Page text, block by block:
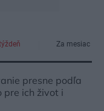
Za mesiac
presne podľa
pre ich život i